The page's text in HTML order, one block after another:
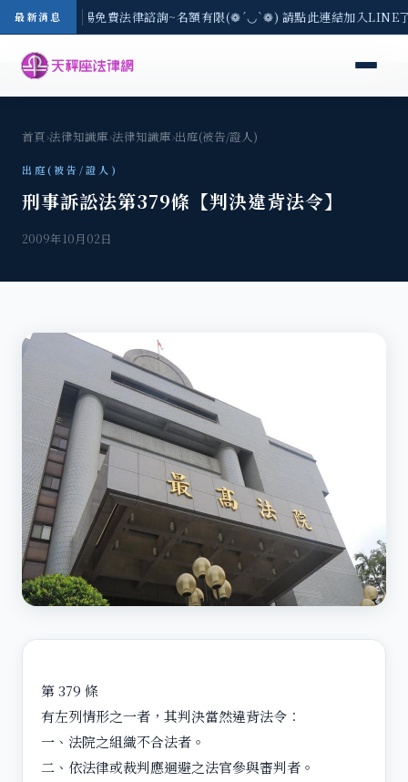
最新消息
區-8/3(一) 現場免費法律諮詢~名額有限(❁´◡`❁) 請點此連結加入
首頁›法律知識庫›法律知識庫›出庭(被告/證人)
出庭(被告/證人)
刑事訴訟法第379條【判決違背法令】
2009年10月02日
第 379 條
有左列情形之一者，其判決當然違背法令︰
一、法院之組織不合法者。
二、依法律或裁判應迴避之法官參與審判者。